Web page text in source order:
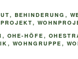
, BEHINDERUNG ,
,
, OHE-HÖFE ,
, WOHNGRUPPE ,